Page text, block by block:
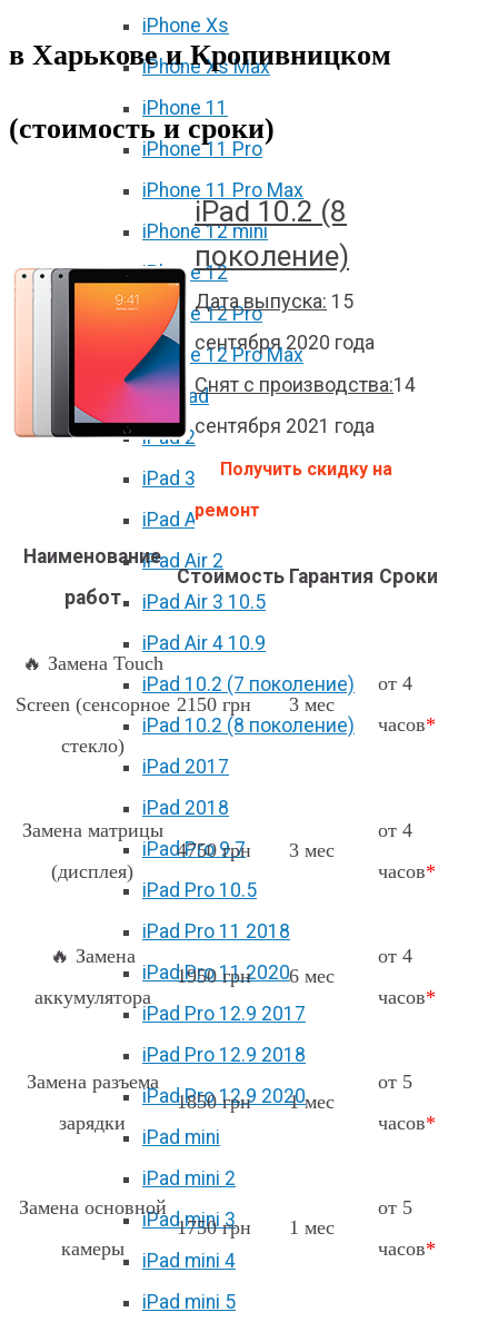
iPhone Xs
iPhone Xs Max
iPhone 11
iPhone 11 Pro
iPhone 11 Pro Max
iPhone 12 mini
iPhone 12
iPhone 12 Pro
iPhone 12 Pro Max
Ремонт iPad
iPad 2
iPad 3/4
iPad Air
iPad Air 2
iPad Air 3 10.5
iPad Air 4 10.9
iPad 10.2 (7 поколение)
iPad 10.2 (8 поколение)
iPad 2017
iPad 2018
iPad Pro 9.7
iPad Pro 10.5
iPad Pro 11 2018
iPad Pro 11 2020
iPad Pro 12.9 2017
iPad Pro 12.9 2018
iPad Pro 12.9 2020
iPad mini
iPad mini 2
iPad mini 3
iPad mini 4
iPad mini 5
в Харькове и Кропивницком
(стоимость и сроки)
iPad 10.2 (8
поколение)
Дата выпуска: 15
сентября 2020 года
Снят с производства:14
сентября 2021 года
Получить скидку на
ремонт
Наименование
работ
Стоимость Гарантия Сроки
🔥 Замена Touch
Screen (сенсорное
стекло)
2150 грн 3 мес
от 4
часов*
Замена матрицы
(дисплея)
4750 грн 3 мес
от 4
часов*
🔥 Замена
аккумулятора
1950 грн 6 мес
от 4
часов*
Замена разъема
зарядки
1850 грн 1 мес
от 5
часов*
Замена основной
камеры
1750 грн 1 мес
от 5
часов*